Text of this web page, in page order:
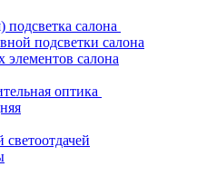
подсветка салона
подсветки салона
элементов салона
оптика